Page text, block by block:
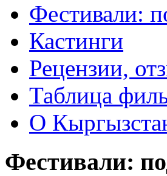
Фестивали:
Кастинги
Рецензии,
Таблица
О
Фестивали: